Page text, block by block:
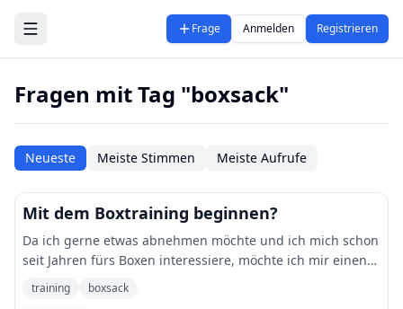
Zum Hauptinhalt springen
Frage Anmelden Registrieren
Fragen mit Tag "boxsack"
Neueste Meiste Stimmen Meiste Aufrufe
Mit dem Boxtraining beginnen?
Da ich gerne etwas abnehmen möchte und ich mich schon
seit Jahren fürs Boxen interessiere, möchte ich mir einen
Boxsack für zuhause kaufen und dort ein bisschen
trainieren. Da ich mich als Anfänger ni
training
boxsack